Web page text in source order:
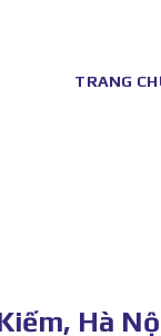
TRANG
Hà